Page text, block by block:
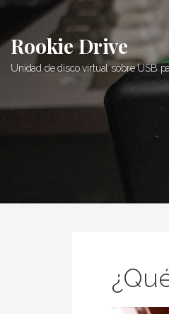
Saltar
contenido
Rookie Drive
Unidad de disco virtual sobre USB